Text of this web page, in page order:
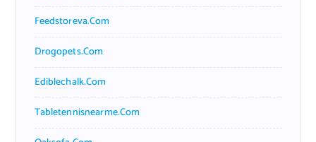
Feedstoreva.com
Drogopets.com
Ediblechalk.com
Tabletennisnearme.com